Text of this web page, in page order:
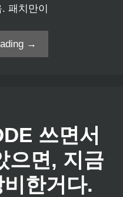
패치만이
→
쓰면서
으면, 지금
한거다.